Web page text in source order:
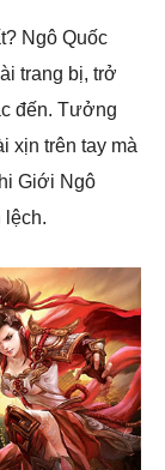
Ngô Quốc
trang bị, trở
đến. Tưởng
xịn trên tay mà
Giới Ngô
lệch.